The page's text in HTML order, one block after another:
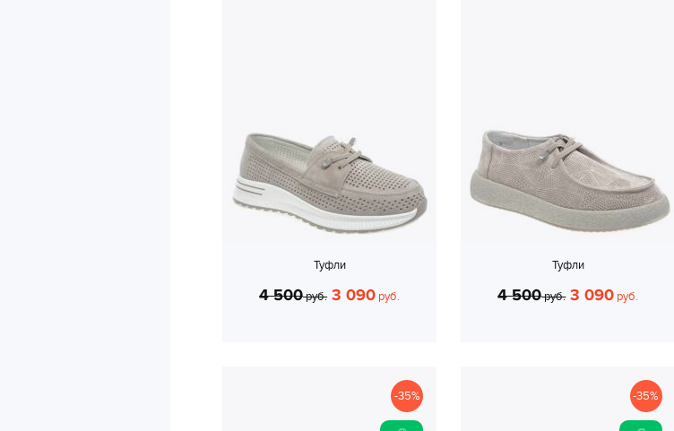
Туфли
4 500руб. 3 090 руб.
Туфли
4 500руб. 3 090 руб.
-35% -35%